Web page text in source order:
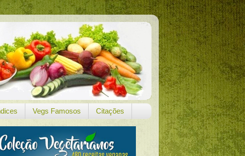
Vegs Famosos Citações